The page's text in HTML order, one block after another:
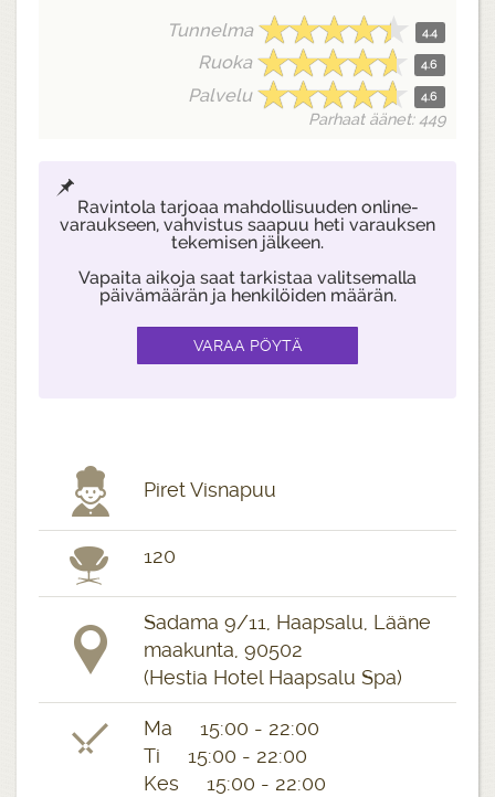
Tunnelma 4.4
Ruoka 4.6
Palvelu 4.6
Parhaat äänet: 449
Ravintola tarjoaa mahdollisuuden online-
varaukseen, vahvistus saapuu heti varauksen
tekemisen jälkeen.
Vapaita aikoja saat tarkistaa valitsemalla
päivämäärän ja henkilöiden määrän.
Piret Visnapuu
120
Sadama 9/11, Haapsalu, Lääne
maakunta, 90502
(Hestia Hotel Haapsalu Spa)
Ma 15:00 - 22:00
Ti 15:00 - 22:00
Kes 15:00 - 22:00